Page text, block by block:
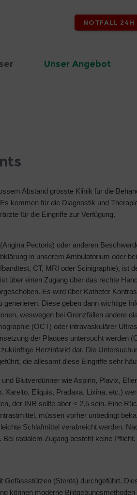
NOTFALL 24H
Unser Angebot
Abstand grösste Klinik für die
kommen für die Diagnostik und
für die Eingriffe zur Verfügung.
Pectoris) oder anderen
in unserem Ambulatorium oder
CT, MRI oder Scinigraphie), ist
über einen Zugang über das rechte
Es wird über Katheter
Diese geben dann wichtige
weswegen bei Grenzfällen andere
(OCT) oder intravaskulärer
der Plaques untersucht werden
Herzinfarkt dar. Die
die allesamt diese Eingriffe sehr
Blutverdünner wie Aspirin, Plavix,
Eliquis, Pradaxa, Lixina, etc.)
der INR sollte aber < 2.5 sein. Eine
müssen vorher unbedingt
Schlafmittel verabreicht werden.
radialem Zugang besteht keine
(Stents) durchgeführt.
können moderne